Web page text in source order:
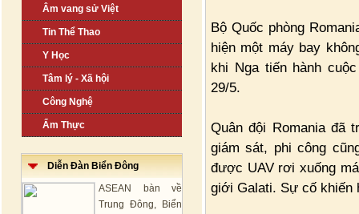
Âm vang sử Việt
Tin Thể Thao
Y Học
Tâm lý - Xã hội
Công Nghệ
Ẩm Thực
Diễn Đàn Biển Đông
ASEAN bàn về
Trung Đông, Biển
Bộ Quốc phòng
hiện một máy bay
khi Nga tiến hành
29/5.
Quân đội Romania đã
giám sát, phi công
được UAV rơi xuống
giới Galati. Sự cố